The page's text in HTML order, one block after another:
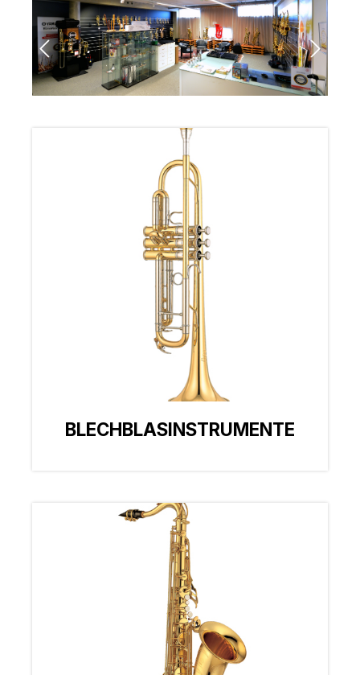
Bildergalerie überspringen
BLECHBLASINSTRUMENTE